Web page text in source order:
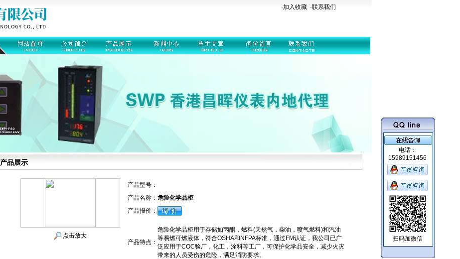
·加入收藏 ·联系我们
产品展示
点击放大
产品型号：
产品名称： 危险化学品柜
产品报价：
产品特点：
危险化学品柜用于存储如丙酮，燃料(天然气，柴油，喷气燃料)和汽油
等易燃可燃液体，符合OSHA和NFPA标准，通过FM认证，我公司已广
泛应用于COC验厂，化工，涂料等工厂，可保护化学品安全，减少火灾
带来的人员受伤的危险，满足消防要求。
电话：
15989151456
扫码加微信